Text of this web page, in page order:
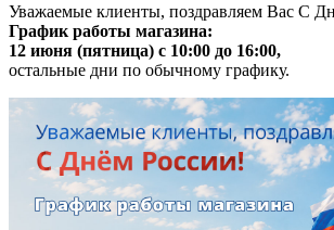
Уважаемые клиенты, поздравляем Вас С
График работы магазина:
12 июня (пятница) с 10:00 до 16:00,
остальные дни по обычному графику.